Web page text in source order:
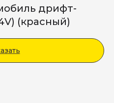
дрифт-
(красный)